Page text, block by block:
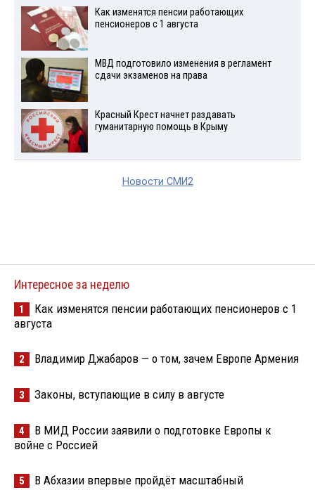
Как изменятся пенсии работающих
пенсионеров с 1 августа
МВД подготовило изменения в регламент
сдачи экзаменов на права
Красный Крест начнет раздавать
гуманитарную помощь в Крыму
Новости СМИ2
Интересное за неделю
1
Как изменятся пенсии работающих пенсионеров с 1
августа
2 Владимир Джабаров — о том, зачем Европе Армения
3 Законы, вступающие в силу в августе
4
В МИД России заявили о подготовке Европы к
войне с Россией
5
В Абхазии впервые пройдёт масштабный